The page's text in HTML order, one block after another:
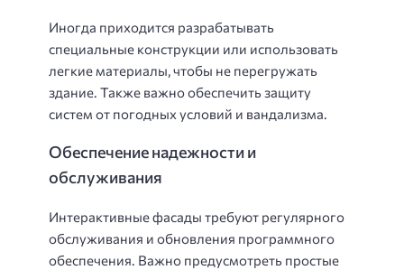
Иногда приходится разрабатывать
специальные конструкции или использовать
легкие материалы, чтобы не перегружать
здание. Также важно обеспечить защиту
систем от погодных условий и вандализма.
Обеспечение надежности и
обслуживания
Интерактивные фасады требуют регулярного
обслуживания и обновления программного
обеспечения. Важно предусмотреть простые